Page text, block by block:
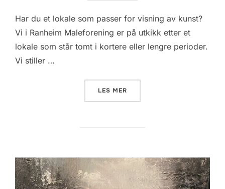
Har du et lokale som passer for visning av kunst?
Vi i Ranheim Maleforening er på utkikk etter et
lokale som står tomt i kortere eller lengre perioder.
Vi stiller …
LES MER